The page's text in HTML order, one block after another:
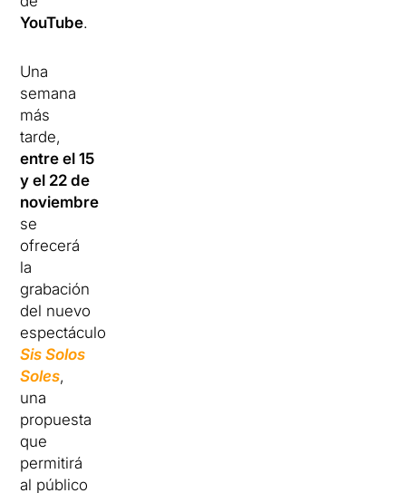
YouTube.
Una
semana
más
tarde,
entre el 15
y el 22 de
noviembre
se
ofrecerá
la
grabación
del nuevo
espectáculo
Sis Solos
Soles,
una
propuesta
que
permitirá
al público